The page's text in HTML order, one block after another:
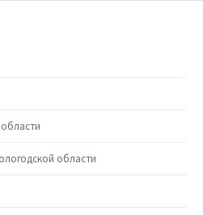
области